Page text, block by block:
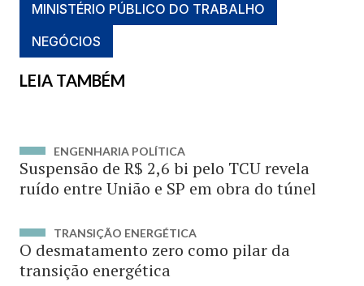
MINISTÉRIO PÚBLICO DO TRABALHO
NEGÓCIOS
LEIA TAMBÉM
ENGENHARIA POLÍTICA
Suspensão de R$ 2,6 bi pelo TCU revela
ruído entre União e SP em obra do túnel
TRANSIÇÃO ENERGÉTICA
O desmatamento zero como pilar da
transição energética